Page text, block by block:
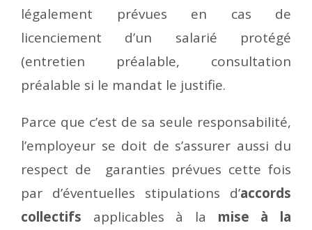
légalement prévues en cas de
licenciement d’un salarié protégé
(entretien préalable, consultation
préalable si le mandat le justifie.
Parce que c’est de sa seule responsabilité,
l’employeur se doit de s’assurer aussi du
respect de garanties prévues cette fois
par d’éventuelles stipulations d’accords
collectifs applicables à la mise à la